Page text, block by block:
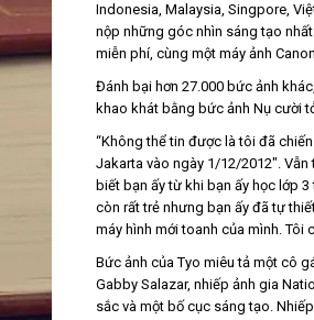
Indonesia, Malaysia, Singpore,
nộp những góc nhìn sáng tạo
miễn phí, cùng một máy ảnh
Đánh bại hơn 27.000 bức ảnh
khao khát bằng bức ảnh Nụ cười
“Không thể tin được là tôi đã
Jakarta vào ngày 1/12/2012". Vẫn
biết bạn ấy từ khi bạn ấy học lớp
còn rất trẻ nhưng bạn ấy đã tự
máy hình mới toanh của mình.
Bức ảnh của Tyo miêu tả một cô
Gabby Salazar, nhiếp ảnh gia
sắc và một bố cục sáng tạo.